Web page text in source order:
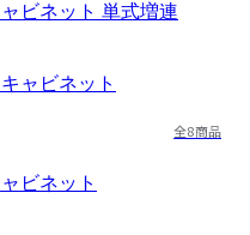
ャビネット 単式増連
全8商品
ビネット